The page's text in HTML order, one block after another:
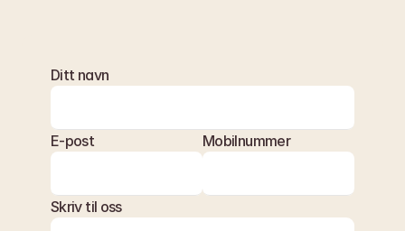
Risogros
fungerer bra og hva vi kan forbedre.
post@fagvar.no
Ditt navn
E-post Mobilnummer
Skriv til oss